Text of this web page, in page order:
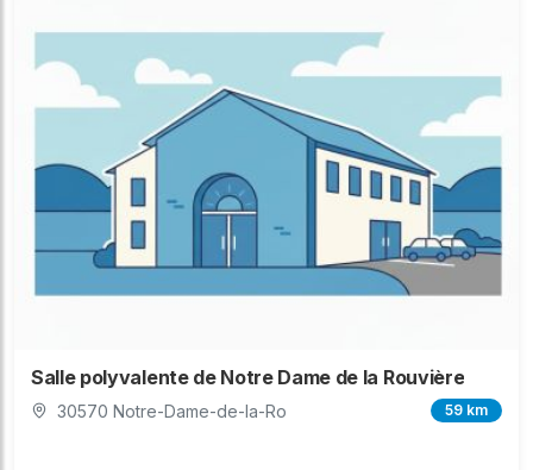
Salle polyvalente de Notre Dame de la Rouvière
30570 Notre-Dame-de-la-Ro 59 km